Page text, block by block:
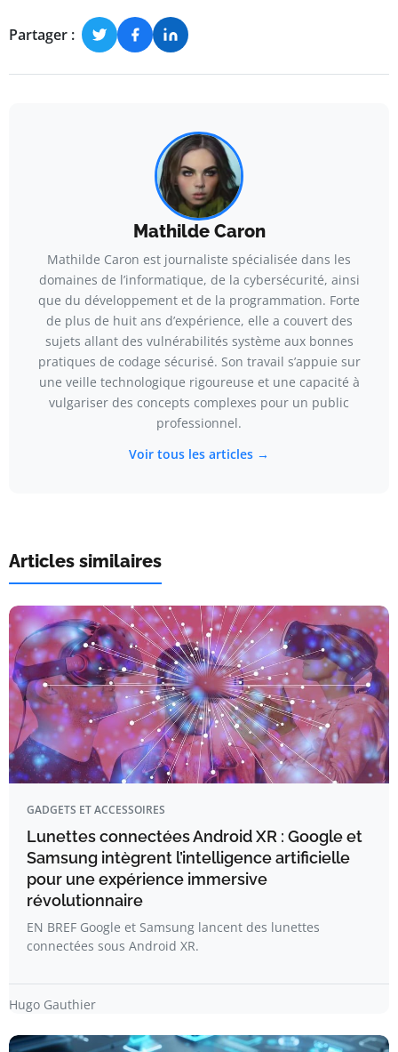
Partager :
Mathilde Caron
Mathilde Caron est journaliste spécialisée dans les
domaines de l’informatique, de la cybersécurité, ainsi
que du développement et de la programmation. Forte
de plus de huit ans d’expérience, elle a couvert des
sujets allant des vulnérabilités système aux bonnes
pratiques de codage sécurisé. Son travail s’appuie sur
une veille technologique rigoureuse et une capacité à
vulgariser des concepts complexes pour un public
professionnel.
Voir tous les articles →
Articles similaires
GADGETS ET ACCESSOIRES
Lunettes connectées Android XR : Google et
Samsung intègrent l’intelligence artificielle
pour une expérience immersive
révolutionnaire
EN BREF Google et Samsung lancent des lunettes
connectées sous Android XR.
Hugo Gauthier